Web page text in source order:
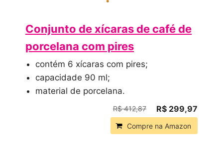
Conjunto de xícaras de café de
porcelana com pires
contém 6 xícaras com pires;
capacidade 90 ml;
material de porcelana.
R$ 412,87 R$ 299,97
Compre na Amazon